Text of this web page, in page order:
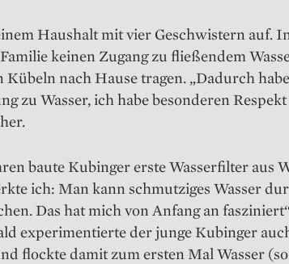
Haushalt mit vier Geschwistern auf.
keinen Zugang zu fließendem
nach Hause tragen. „Dadurch
zu Wasser, ich habe besonderen
baute Kubinger erste Wasserfilter aus
ich: Man kann schmutziges Wasser
Das hat mich von Anfang an
experimentierte der junge Kubinger
flockte damit zum ersten Mal Wasser